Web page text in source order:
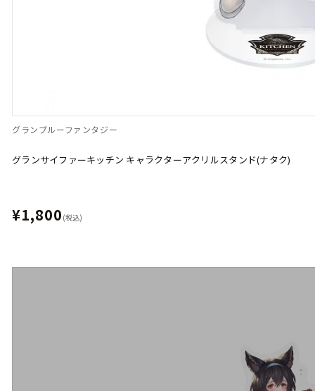
グランブルーファンタジー
グランサイファーキッチン キャラクターアクリルスタンド(ナタク)
¥1,800 (税込)